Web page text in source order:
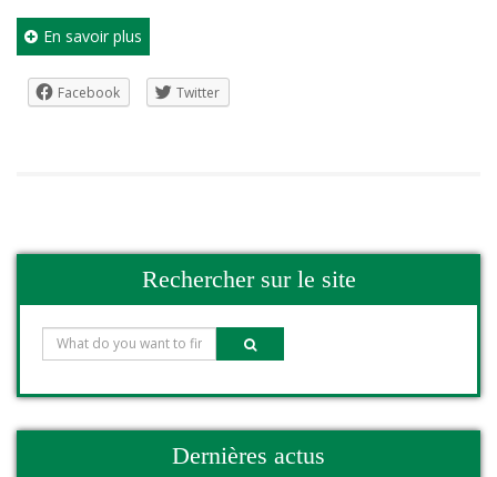
En savoir plus
Facebook Twitter
Rechercher sur le site
Dernières actus